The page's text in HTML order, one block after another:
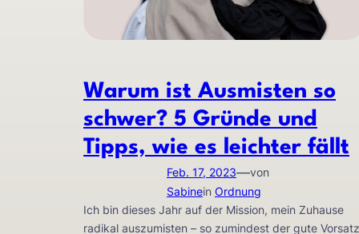
Warum ist Ausmisten so
schwer? 5 Gründe und
Tipps, wie es leichter fällt
Feb. 17, 2023—von
Sabinein Ordnung
Ich bin dieses Jahr auf der Mission, mein Zuhause
radikal auszumisten – so zumindest der gute